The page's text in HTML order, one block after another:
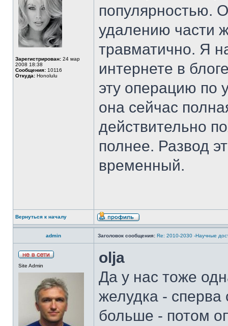
Зарегистрирован: 24 мар
2008 18:38
Сообщения: 10116
Откуда: Honolulu
популярностью.
удалению части
травматично. Я
интернете в
эту операцию по
она сейчас
действительно
полнее. Развод
временный.
Вернуться к началу
admin Заголовок сообщения: Re: 2010-2030 -Научные
Site Admin
olja
Да у нас тоже
желудка - сперва
больше - потом